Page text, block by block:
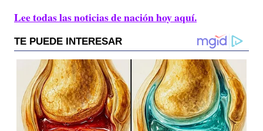
Lee todas las noticias de nación hoy aquí.